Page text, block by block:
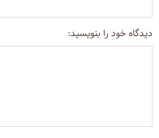
دیدگاه خود را بنویسید: